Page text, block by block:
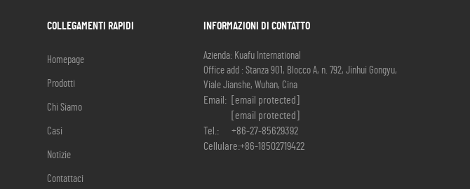
COLLEGAMENTI RAPIDI
Homepage
Prodotti
Chi Siamo
Casi
Notizie
Contattaci
INFORMAZIONI DI CONTATTO
Azienda: Kuafu International
Office add : Stanza 901, Blocco A, n. 792, Jinhui Gongyu,
Viale Jianshe, Wuhan, Cina
Email:
[email protected]
[email protected]
Tel.:
+86-27-85629392
Cellulare:+86-18502719422